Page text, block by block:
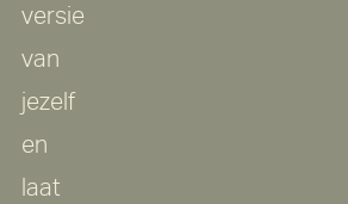
versie
van
jezelf
en
laat